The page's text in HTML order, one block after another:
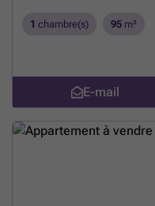
bains Atouts
Planifiez rapidement votre
1 chambre(s) 95 m²
E-mail